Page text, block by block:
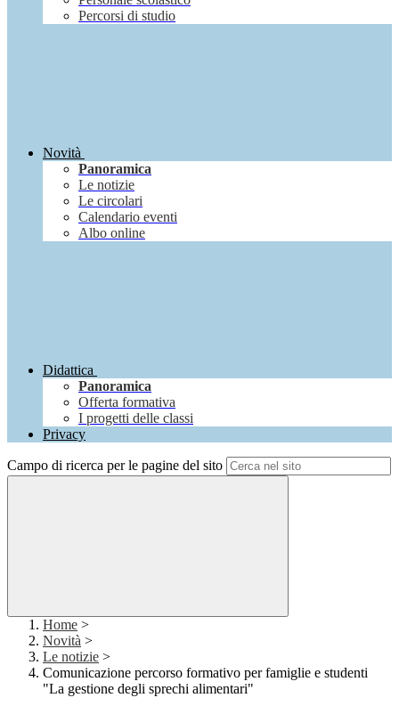
Percorsi di studio
Novità
Panoramica
Le notizie
Le circolari
Calendario eventi
Albo online
Didattica
Panoramica
Offerta formativa
I progetti delle classi
Privacy
Campo di ricerca per le pagine del sito
Home >
Novità >
Le notizie >
Comunicazione percorso formativo per famiglie e studenti
"La gestione degli sprechi alimentari"